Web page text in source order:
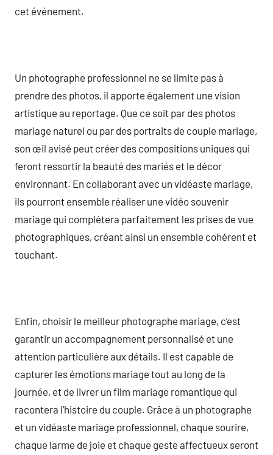
cet événement.
Un photographe professionnel ne se limite pas à
prendre des photos, il apporte également une vision
artistique au reportage. Que ce soit par des photos
mariage naturel ou par des portraits de couple mariage,
son œil avisé peut créer des compositions uniques qui
feront ressortir la beauté des mariés et le décor
environnant. En collaborant avec un vidéaste mariage,
ils pourront ensemble réaliser une vidéo souvenir
mariage qui complétera parfaitement les prises de vue
photographiques, créant ainsi un ensemble cohérent et
touchant.
Enfin, choisir le meilleur photographe mariage, c’est
garantir un accompagnement personnalisé et une
attention particulière aux détails. Il est capable de
capturer les émotions mariage tout au long de la
journée, et de livrer un film mariage romantique qui
racontera l’histoire du couple. Grâce à un photographe
et un vidéaste mariage professionnel, chaque sourire,
chaque larme de joie et chaque geste affectueux seront